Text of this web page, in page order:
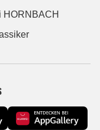
HORNBACH